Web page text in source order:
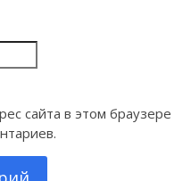
сайта в этом браузере